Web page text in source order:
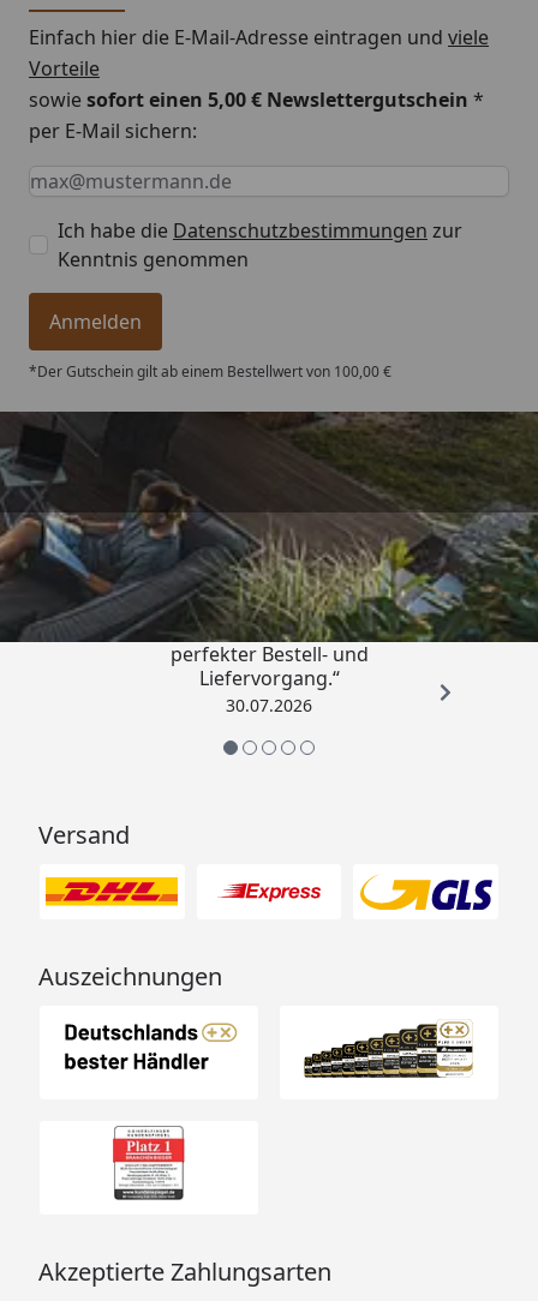
Einfach hier die E-Mail-Adresse eintragen und viele
Vorteile
sowiesofort einen 5,00 € Newslettergutschein *
per E-Mail sichern:
Keine Eingabe erforderlich
Eingabe erforderlich
E-Mail *
Ich habe die Datenschutzbestimmungen zur
Kenntnis genommen
Anmelden
*Der Gutschein gilt ab einem Bestellwert von 100,00 €
Trusted Shops
4,76/ 5
„Qualitativ sehr gute Ware und ein
perfekter Bestell- und
Liefervorgang.“
30.07.2026
Versand
Auszeichnungen
Akzeptierte Zahlungsarten